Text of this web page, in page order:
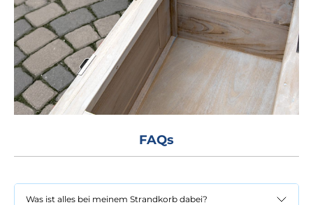
FAQs
Was ist alles bei meinem Strandkorb dabei?